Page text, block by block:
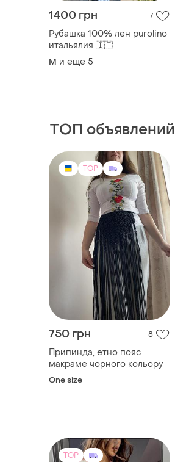
1400 грн 7
Рубашка 100% лен purolino
итальялия 🇮🇹
M и еще 5
ТОП объявлений
TOP
750 грн 8
Припинда, етно пояс
макраме чорного кольору
One size
TOP